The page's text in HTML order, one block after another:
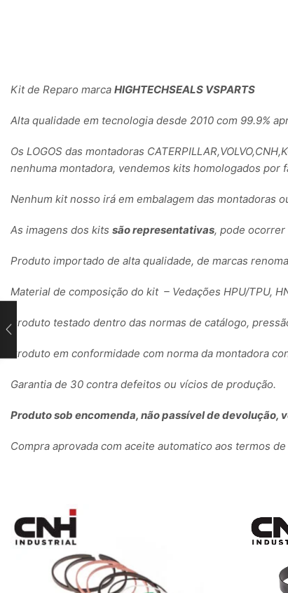
Kit de Reparo marca HIGHTECHSEALS VSPARTS
Alta qualidade em tecnologia desde 2010 com 99.9%
Os LOGOS das montadoras
nenhuma montadora, vendemos kits homologados
Nenhum kit nosso irá em embalagem das montadoras
As imagens dos kits são representativas, pode
Produto importado de alta qualidade, de marcas
Material de composição do kit – Vedações HPU/TPU,
Produto testado dentro das normas de catálogo,
Produto em conformidade com norma da montadora
Garantia de 30 contra defeitos ou vícios de produção.
Produto sob encomenda, não passível de devolução,
Compra aprovada com aceite automatico aos termos